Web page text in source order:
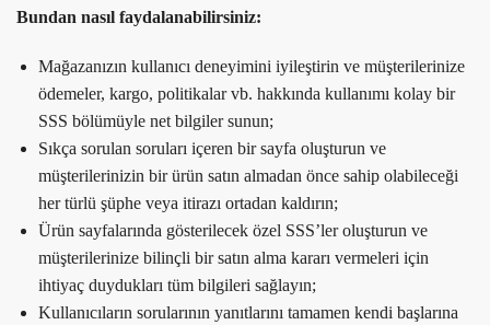
Bundan nasıl faydalanabilirsiniz:
Mağazanızın kullanıcı deneyimini iyileştirin ve müşterilerinize
ödemeler, kargo, politikalar vb. hakkında kullanımı kolay bir
SSS bölümüyle net bilgiler sunun;
Sıkça sorulan soruları içeren bir sayfa oluşturun ve
müşterilerinizin bir ürün satın almadan önce sahip olabileceği
her türlü şüphe veya itirazı ortadan kaldırın;
Ürün sayfalarında gösterilecek özel SSS’ler oluşturun ve
müşterilerinize bilinçli bir satın alma kararı vermeleri için
ihtiyaç duydukları tüm bilgileri sağlayın;
Kullanıcıların sorularının yanıtlarını tamamen kendi başlarına